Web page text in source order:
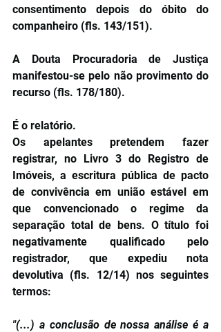
consentimento depois do óbito do
companheiro (fls. 143/151).
A Douta Procuradoria de Justiça
manifestou-se pelo não provimento do
recurso (fls. 178/180).
É o relatório.
Os apelantes pretendem fazer
registrar, no Livro 3 do Registro de
Imóveis, a escritura pública de pacto
de convivência em união estável em
que convencionado o regime da
separação total de bens. O título foi
negativamente qualificado pelo
registrador, que expediu nota
devolutiva (fls. 12/14) nos seguintes
termos:
"(...) a conclusão de nossa análise é a